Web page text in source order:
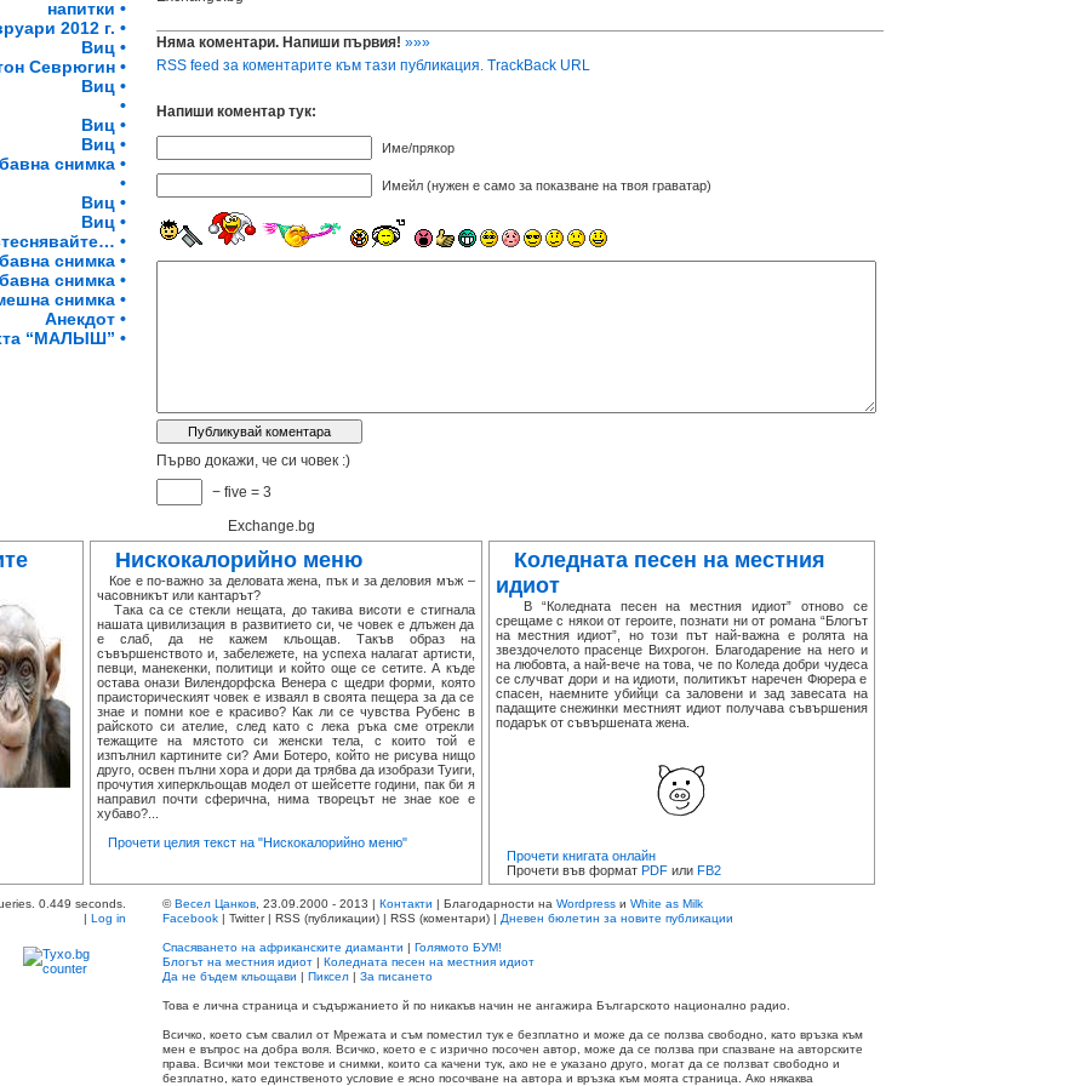
Няма коментари. Напиши първия! »»»
RSS feed за коментарите към тази публикация. TrackBack URL
Напиши коментар тук:
Име/прякор
Имейл (нужен е само за показване на твоя граватар)
Първо докажи, че си човек :)
− five = 3
напитки •
2012 г. •
Виц •
Севрюгин •
Виц •
•
Виц •
Виц •
снимка •
•
Виц •
Виц •
•
снимка •
снимка •
снимка •
Анекдот •
“МАЛЫШ” •
Exchange.bg
Нискокалорийно меню
Кое е по-важно за деловата жена, пък и за деловия мъж –
часовникът или кантарът?
Така са се стекли нещата, до такива висоти е стигнала
нашата цивилизация в развитието си, че човек е длъжен да
е слаб, да не кажем кльощав. Такъв образ на
съвършенството и, забележете, на успеха налагат артисти,
певци, манекенки, политици и който още се сетите. А къде
остава онази Вилендорфска Венера с щедри форми, която
праисторическият човек е изваял в своята пещера за да се
знае и помни кое е красиво? Как ли се чувства Рубенс в
райското си ателие, след като с лека ръка сме отрекли
тежащите на мястото си женски тела, с които той е
изпълнил картините си? Ами Ботеро, който не рисува нищо
друго, освен пълни хора и дори да трябва да изобрази Туиги,
прочутия хиперкльощав модел от шейсетте години, пак би я
направил почти сферична, нима творецът не знае кое е
хубаво?...
Прочети целия текст на "Нискокалорийно меню"
Коледната песен на местния
идиот
В “Коледната песен на местния идиот” отново се
срещаме с някои от героите, познати ни от романа “Блогът
на местния идиот”, но този път най-важна е ролята на
звездочелото прасенце Вихрогон. Благодарение на него и
на любовта, а най-вече на това, че по Коледа добри чудеса
се случват дори и на идиоти, политикът наречен Фюрера е
спасен, наемните убийци са заловени и зад завесата на
падащите снежинки местният идиот получава съвършения
подарък от съвършената жена.
Прочети книгата онлайн
Прочети във формат PDFили FB2
0.449 seconds.
Log in
© Весел Цанков, 23.09.2000 - 2013 | Контакти | Благодарности на Wordpress и White as Milk
Facebook | Twitter | RSS (публикации) | RSS (коментари) | Дневен бюлетин за новите публикации
Спасяването на африканските диаманти
Голямото БУМ!
Блогът на местния идиот
Коледната песен на местния идиот
Да не бъдем кльощави
Пиксел За писането
Това е лична страница и съдържанието й по никакъв начин не ангажира Българското национално радио.
Всичко, което съм свалил от Мрежата и съм поместил тук е безплатно и може да се ползва свободно, като връзка към
мен е въпрос на добра воля. Всичко, което е с изрично посочен автор, може да се ползва при спазване на авторските
права. Всички мои текстове и снимки, които са качени тук, ако не е указано друго, могат да се ползват свободно и
безплатно, като единственото условие е ясно посочване на автора и връзка към моята страница. Ако някаква